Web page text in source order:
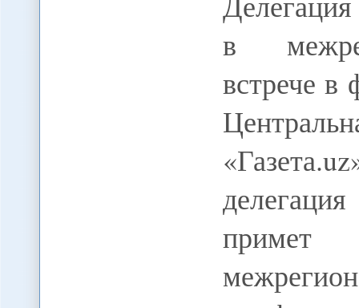
в
встрече в
примет